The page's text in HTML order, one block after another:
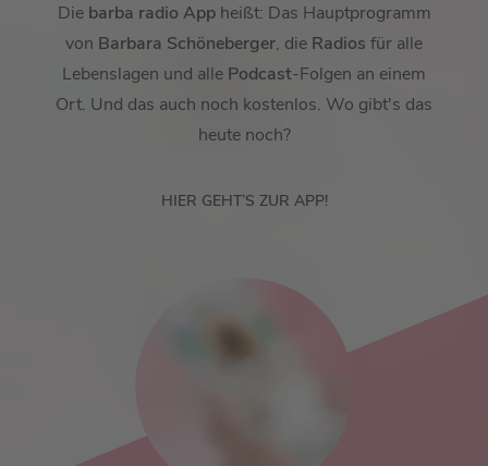
Diebarba radio Appheißt: Das Hauptprogramm
von Barbara Schöneberger, die Radios für alle
Lebenslagen und alle Podcast-Folgen an einem
Ort. Und das auch noch kostenlos. Wo gibt's das
heute noch?
HIER GEHT’S ZUR APP!